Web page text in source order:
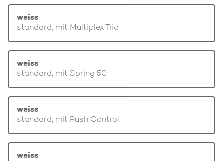
weiss
standard, mit Multiplex Trio
weiss
standard, mit Spring 50
weiss
standard, mit Push Control
weiss